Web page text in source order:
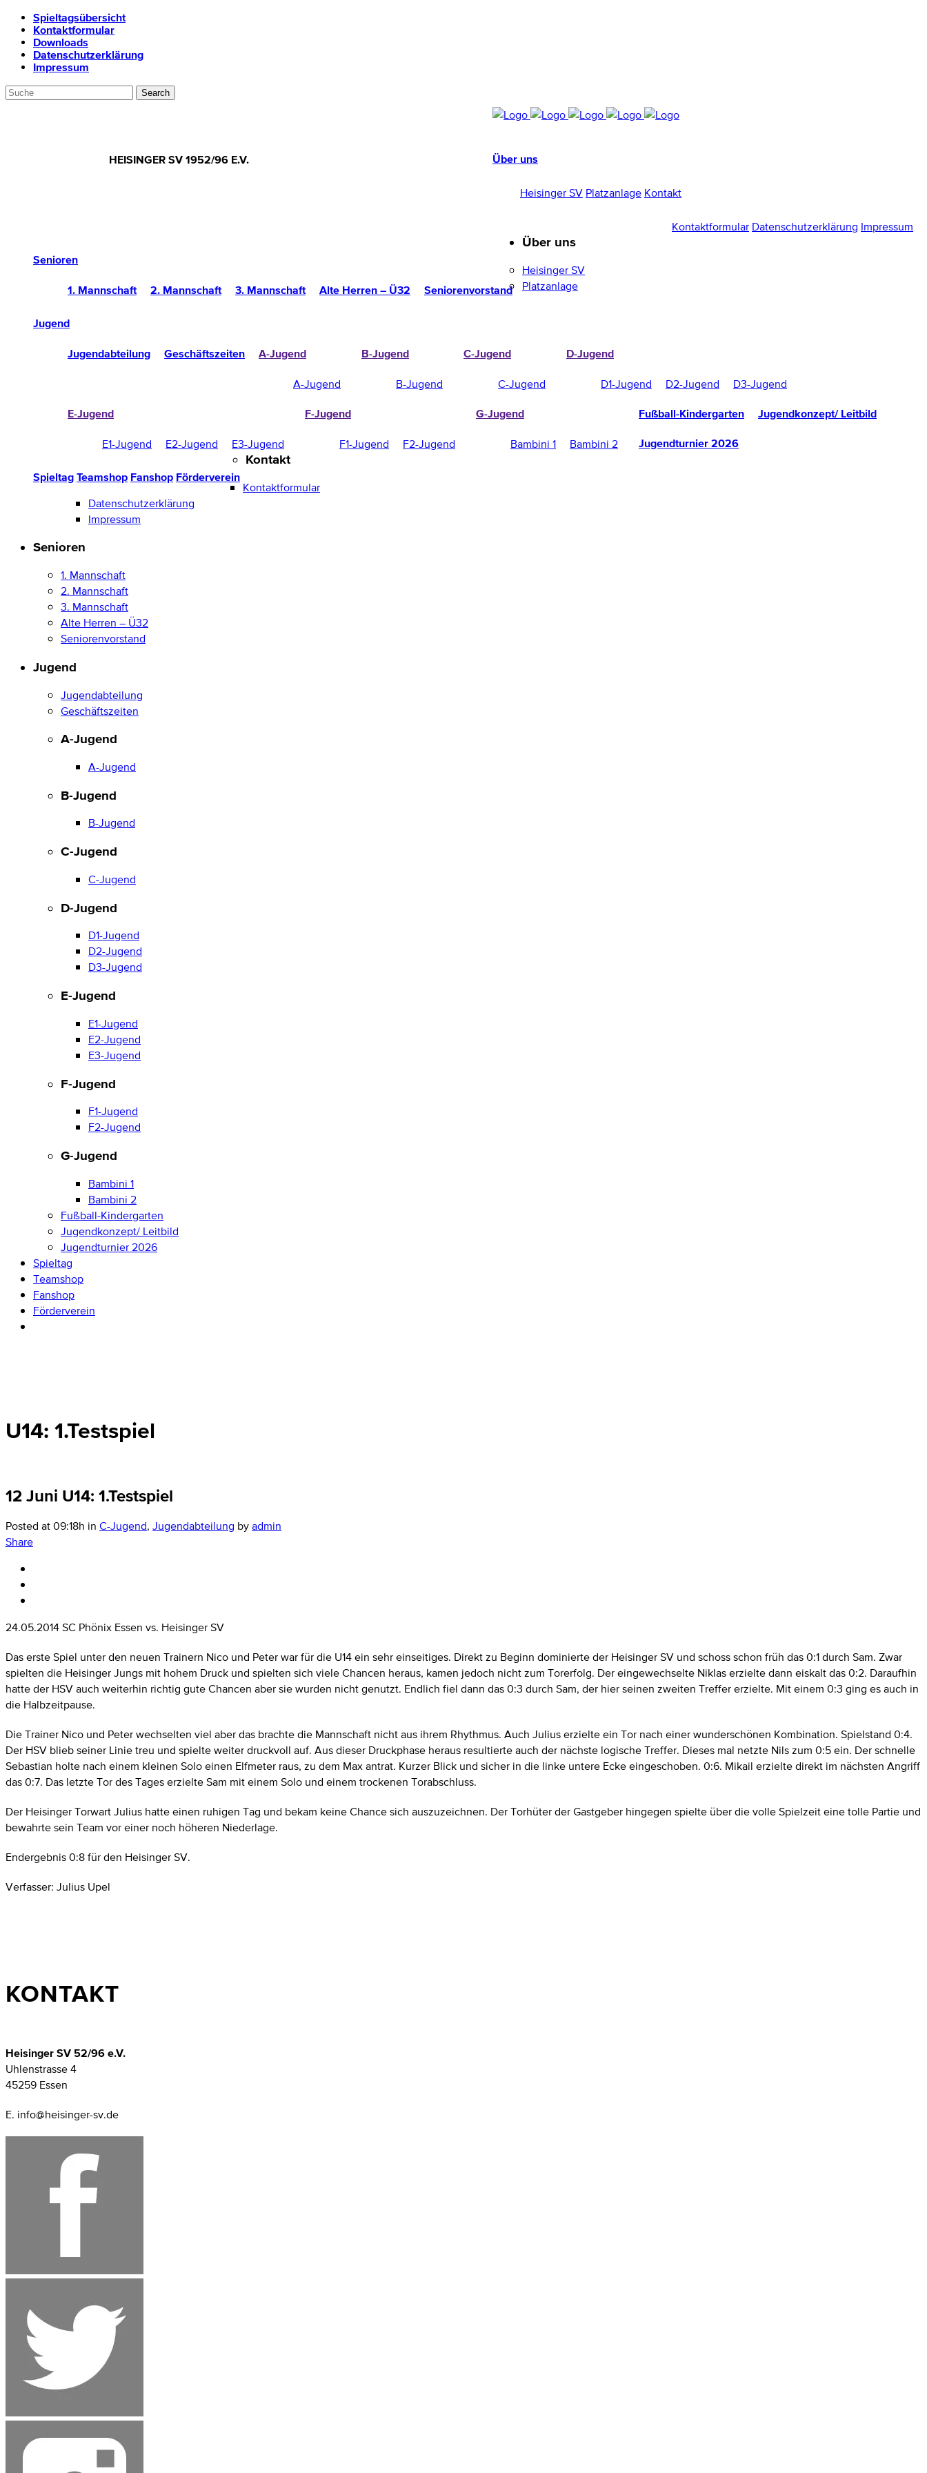
Spieltagsübersicht
Kontaktformular
Downloads
Datenschutzerklärung
Impressum
HEISINGER SV 1952/96 E.V.
Über uns
Heisinger SV Platzanlage Kontakt
Kontaktformular Datenschutzerklärung Impressum
Senioren
1. Mannschaft 2. Mannschaft 3. Mannschaft Alte Herren – Ü32 Seniorenvorstand
Jugend
Jugendabteilung Geschäftszeiten A-Jugend
A-Jugend
B-Jugend
B-Jugend
C-Jugend
C-Jugend
D-Jugend
D1-Jugend D2-Jugend D3-Jugend
E-Jugend
E1-Jugend E2-Jugend E3-Jugend
F-Jugend
F1-Jugend F2-Jugend
G-Jugend
Bambini 1 Bambini 2
Fußball-Kindergarten Jugendkonzept/ Leitbild
Jugendturnier 2026
Spieltag Teamshop Fanshop Förderverein
Über uns
Heisinger SV
Platzanlage
Kontakt
Kontaktformular
Datenschutzerklärung
Impressum
Senioren
1. Mannschaft
2. Mannschaft
3. Mannschaft
Alte Herren – Ü32
Seniorenvorstand
Jugend
Jugendabteilung
Geschäftszeiten
A-Jugend
A-Jugend
B-Jugend
B-Jugend
C-Jugend
C-Jugend
D-Jugend
D1-Jugend
D2-Jugend
D3-Jugend
E-Jugend
E1-Jugend
E2-Jugend
E3-Jugend
F-Jugend
F1-Jugend
F2-Jugend
G-Jugend
Bambini 1
Bambini 2
Fußball-Kindergarten
Jugendkonzept/ Leitbild
Jugendturnier 2026
Spieltag
Teamshop
Fanshop
Förderverein
U14: 1.Testspiel
12 Juni U14: 1.Testspiel
Posted at 09:18h in C-Jugend, Jugendabteilung byadmin
Share
24.05.2014 SC Phönix Essen vs. Heisinger SV
Das erste Spiel unter den neuen Trainern Nico und Peter war für die U14 ein sehr einseitiges. Direkt zu Beginn dominierte der Heisinger SV und schoss schon früh das 0:1 durch Sam. Zwar
spielten die Heisinger Jungs mit hohem Druck und spielten sich viele Chancen heraus, kamen jedoch nicht zum Torerfolg. Der eingewechselte Niklas erzielte dann eiskalt das 0:2. Daraufhin
hatte der HSV auch weiterhin richtig gute Chancen aber sie wurden nicht genutzt. Endlich fiel dann das 0:3 durch Sam, der hier seinen zweiten Treffer erzielte. Mit einem 0:3 ging es auch in
die Halbzeitpause.
Die Trainer Nico und Peter wechselten viel aber das brachte die Mannschaft nicht aus ihrem Rhythmus. Auch Julius erzielte ein Tor nach einer wunderschönen Kombination. Spielstand 0:4.
Der HSV blieb seiner Linie treu und spielte weiter druckvoll auf. Aus dieser Druckphase heraus resultierte auch der nächste logische Treffer. Dieses mal netzte Nils zum 0:5 ein. Der schnelle
Sebastian holte nach einem kleinen Solo einen Elfmeter raus, zu dem Max antrat. Kurzer Blick und sicher in die linke untere Ecke eingeschoben. 0:6. Mikail erzielte direkt im nächsten Angriff
das 0:7. Das letzte Tor des Tages erzielte Sam mit einem Solo und einem trockenen Torabschluss.
Der Heisinger Torwart Julius hatte einen ruhigen Tag und bekam keine Chance sich auszuzeichnen. Der Torhüter der Gastgeber hingegen spielte über die volle Spielzeit eine tolle Partie und
bewahrte sein Team vor einer noch höheren Niederlage.
Endergebnis 0:8 für den Heisinger SV.
Verfasser: Julius Upel
KONTAKT
Heisinger SV 52/96 e.V.
Uhlenstrasse 4
45259 Essen
E. info@heisinger-sv.de